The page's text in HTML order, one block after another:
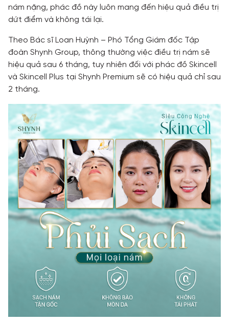
nám nặng, phác đồ này luôn mang đến hiệu quả điều trị
dứt điểm và không tái lại.
Theo Bác sĩ Loan Huỳnh – Phó Tổng Giám đốc Tập
đoàn Shynh Group, thông thường việc điều trị nám sẽ
hiệu quả sau 6 tháng, tuy nhiên đối với phác đồ Skincell
và Skincell Plus tại Shynh Premium sẽ có hiệu quả chỉ sau
2 tháng.